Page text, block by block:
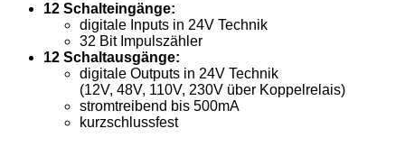
12 Schalteingänge:
digitale Inputs in 24V Technik
32 Bit Impulszähler
12 Schaltausgänge:
digitale Outputs in 24V Technik
(12V, 48V, 110V, 230V über Koppelrelais)
stromtreibend bis 500mA
kurzschlussfest